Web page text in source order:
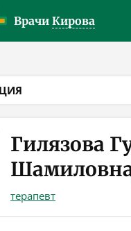
Врачи Кирова
Гилязова
терапевт